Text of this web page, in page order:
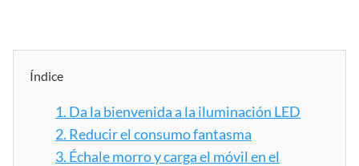
Índice
1. Da la bienvenida a la iluminación LED
2. Reducir el consumo fantasma
3. Échale morro y carga el móvil en el